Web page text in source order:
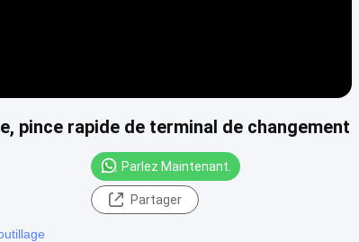
pince rapide de terminal de changement
Parlez Maintenant.
Partager